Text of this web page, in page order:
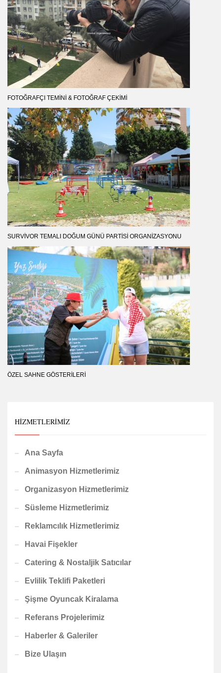
FOTOĞRAFÇI TEMINI & FOTOĞRAF ÇEKIMI
SURVIVOR TEMALI DOĞUM GÜNÜ PARTISI ORGANIZASYONU
ÖZEL SAHNE GÖSTERILERI
HIZMETLERIMIZ
Ana Sayfa
Animasyon Hizmetlerimiz
Organizasyon Hizmetlerimiz
Süsleme Hizmetlerimiz
Reklamcılık Hizmetlerimiz
Havai Fişekler
Catering & Nostaljik Satıcılar
Evlilik Teklifi Paketleri
Şişme Oyuncak Kiralama
Referans Projelerimiz
Haberler & Galeriler
Bize Ulaşın